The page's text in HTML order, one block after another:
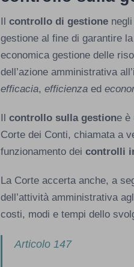
Ilcontrollo di gestione
gestione al fine di garantire
economica gestione delle
dell’azione amministrativa
efficacia,efficienza ed
Ilcontrollo sulla gestione
Corte dei Conti, chiamata a
funzionamento deicontrolli
La Corte accerta anche, a
dell’attività amministrativa
costi, modi e tempi dello
Articolo 147